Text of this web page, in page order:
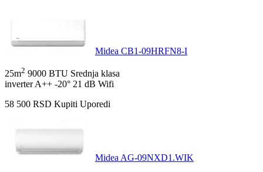
Midea CB1-09HRFN8-I
25m2 9000 BTU Srednja klasa
inverter A++ -20° 21 dB Wifi
58 500 RSD Kupiti Uporedi
Midea AG-09NXD1.WIK